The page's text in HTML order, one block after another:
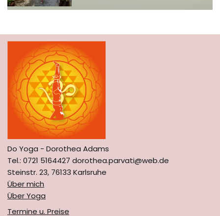
Do Yoga - Dorothea Adams
Tel.: 0721 5164427 dorothea.parvati@web.de
Steinstr. 23, 76133 Karlsruhe
Über mich
Über Yoga
Termine u. Preise